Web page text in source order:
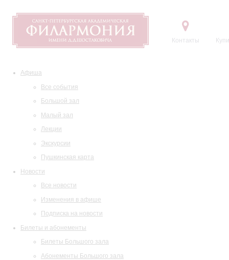
Контакты
Афиша
Все события
Большой зал
Малый зал
Лекции
Экскурсии
Пушкинская карта
Новости
Все новости
Изменения в афише
Подписка на новости
Билеты и абонементы
Билеты Большого зала
Абонементы Большого зала